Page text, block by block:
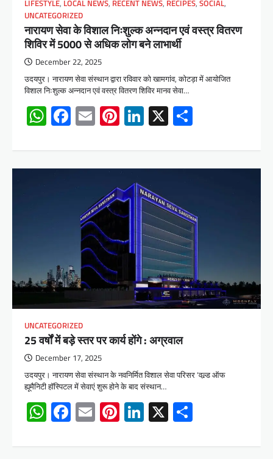
LIFESTYLE, LOCAL NEWS, RECENT NEWS, RECIPES, SOCIAL,
UNCATEGORIZED
नारायण सेवा के विशाल निःशुल्क अन्नदान एवं वस्त्र वितरण
शिविर में 5000 से अधिक लोग बने लाभार्थी
December 22, 2025
उदयपुर। नारायण सेवा संस्थान द्वारा रविवार को खामगांव, कोटड़ा में आयोजित
विशाल निःशुल्क अन्नदान एवं वस्त्र वितरण शिविर मानव सेवा…
WhatsApp
Facebook
EmailPinterest
LinkedIn
X
UNCATEGORIZED
25 वर्षों में बड़े स्तर पर कार्य होंगे : अग्रवाल
December 17, 2025
उदयपुर। नारायण सेवा संस्थान के नवनिर्मित विशाल सेवा परिसर ‘वल्र्ड ऑफ
ह्यूमैनिटी हॉस्पिटल में सेवाएं शुरू होने के बाद संस्थान…
WhatsApp
Facebook
EmailPinterest
LinkedIn
X